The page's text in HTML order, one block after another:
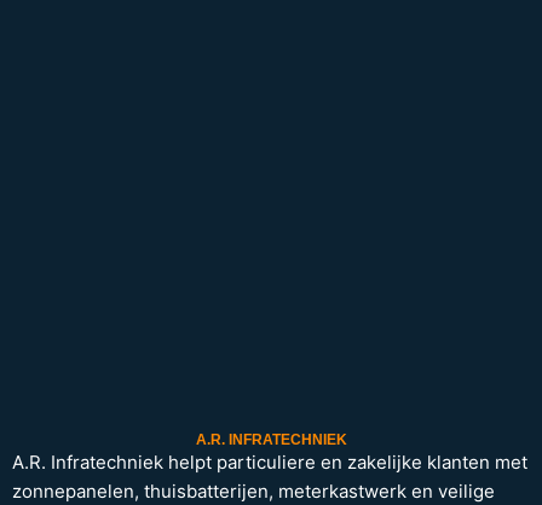
A.R. INFRATECHNIEK
A.R. Infratechniek helpt particuliere en zakelijke klanten met
zonnepanelen, thuisbatterijen, meterkastwerk en veilige